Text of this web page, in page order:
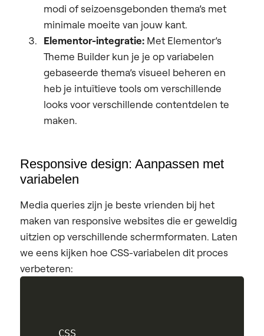
modi of seizoensgebonden thema’s met
minimale moeite van jouw kant.
Elementor-integratie: Met Elementor’s
Theme Builder kun je je op variabelen
gebaseerde thema’s visueel beheren en
heb je intuïtieve tools om verschillende
looks voor verschillende contentdelen te
maken.
Responsive design: Aanpassen met
variabelen
Media queries zijn je beste vrienden bij het
maken van responsive websites die er geweldig
uitzien op verschillende schermformaten. Laten
we eens kijken hoe CSS-variabelen dit proces
verbeteren:
CSS